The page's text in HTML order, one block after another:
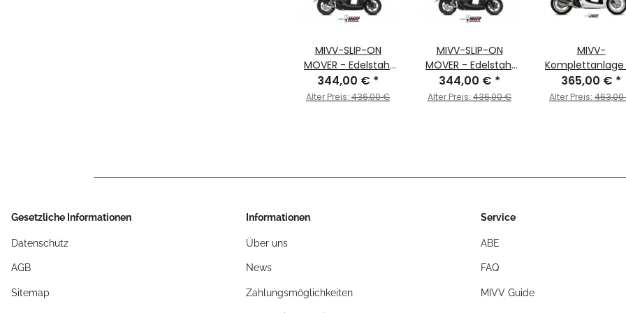
MIVV-SLIP-ON
MOVER - Edelstahl
Schwarz für HONDA
- SH 300 BJ. 2007 >
344,00 € *
Alter Preis: 436,00 €
MIVV-SLIP-ON
MOVER - Edelstahl
Schwarz für HONDA
- SH 300 BJ. 2007 >
344,00 € *
Alter Preis: 436,00 €
MIVV-
Komplettanlage
URBAN - Edelstahl
für HONDA - SH
365,00 € *
Alter Preis:
Gesetzliche Informationen
Datenschutz
AGB
Sitemap
Informationen
Über uns
News
Zahlungsmöglichkeiten
Service
ABE
FAQ
MIVV Guide